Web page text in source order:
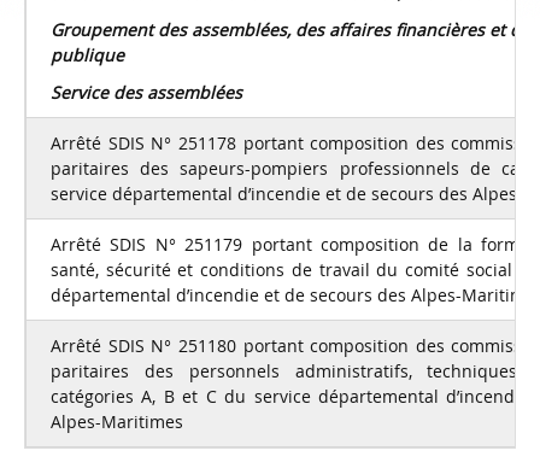
Groupement des assemblées, des affaires financières et de
publique
Service des assemblées
Arrêté SDIS N° 251178 portant composition des
paritaires des sapeurs-pompiers professionnels de
service départemental d’incendie et de secours des Alpes-
Arrêté SDIS N° 251179 portant composition de la
santé, sécurité et conditions de travail du comité social
départemental d’incendie et de secours des Alpes-
Arrêté SDIS N° 251180 portant composition des
paritaires des personnels administratifs, techniques
catégories A, B et C du service départemental
Alpes-Maritimes